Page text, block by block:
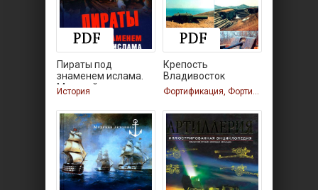
Пираты под
знаменем ислама.
Морской
История
Крепость
Владивосток
Фортификация, Фортификация, Фортификация, Фортификация